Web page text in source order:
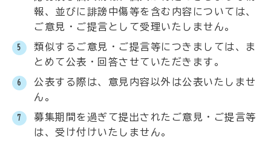
報、並びに誹謗中傷等を含む内容については、
ご意見・ご提言として受理いたしません。
類似するご意見・ご提言等につきましては、ま
とめて公表・回答させていただきます。
公表する際は、意見内容以外は公表いたしませ
ん。
募集期間を過ぎて提出されたご意見・ご提言等
は、受け付けいたしません。